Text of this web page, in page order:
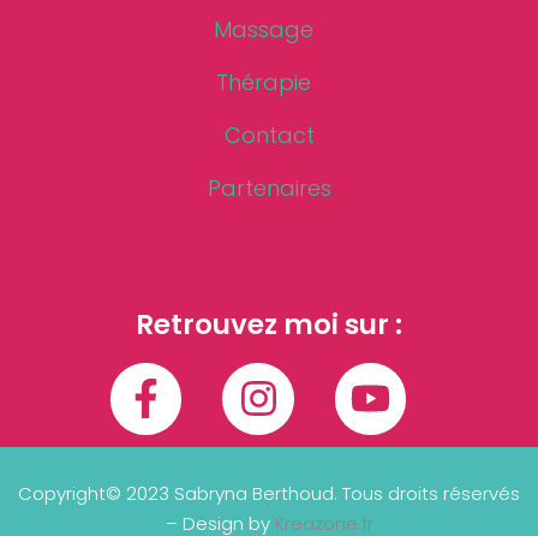
Massage
Thérapie
Contact
Partenaires
Retrouvez moi sur :
Copyright© 2023 Sabryna Berthoud. Tous droits réservés
– Design by Kreazone.fr